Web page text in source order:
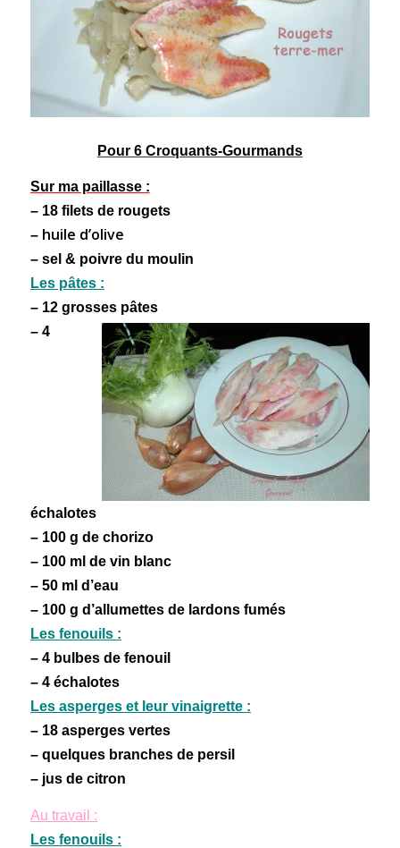
Pour 6 Croquants-Gourmands
Sur ma paillasse :
– 18 filets de rougets
– huile d’olive
– sel & poivre du moulin
Les pâtes :
– 12 grosses pâtes
– 4
échalotes
– 100 g de chorizo
– 100 ml de vin blanc
– 50 ml d’eau
– 100 g d’allumettes de lardons fumés
Les fenouils :
– 4 bulbes de fenouil
– 4 échalotes
Les asperges et leur vinaigrette :
– 18 asperges vertes
– quelques branches de persil
– jus de citron
Au travail :
Les fenouils :